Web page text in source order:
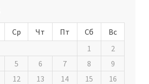
Ср Чт Пт Сб
Вс
1
2
5 6 7 8
9
12 13 14 15
16